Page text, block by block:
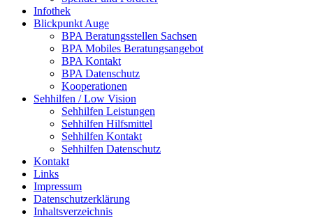
Infothek
Blickpunkt Auge
BPA Beratungsstellen Sachsen
BPA Mobiles Beratungsangebot
BPA Kontakt
BPA Datenschutz
Kooperationen
Sehhilfen / Low Vision
Sehhilfen Leistungen
Sehhilfen Hilfsmittel
Sehhilfen Kontakt
Sehhilfen Datenschutz
Kontakt
Links
Impressum
Datenschutzerklärung
Inhaltsverzeichnis